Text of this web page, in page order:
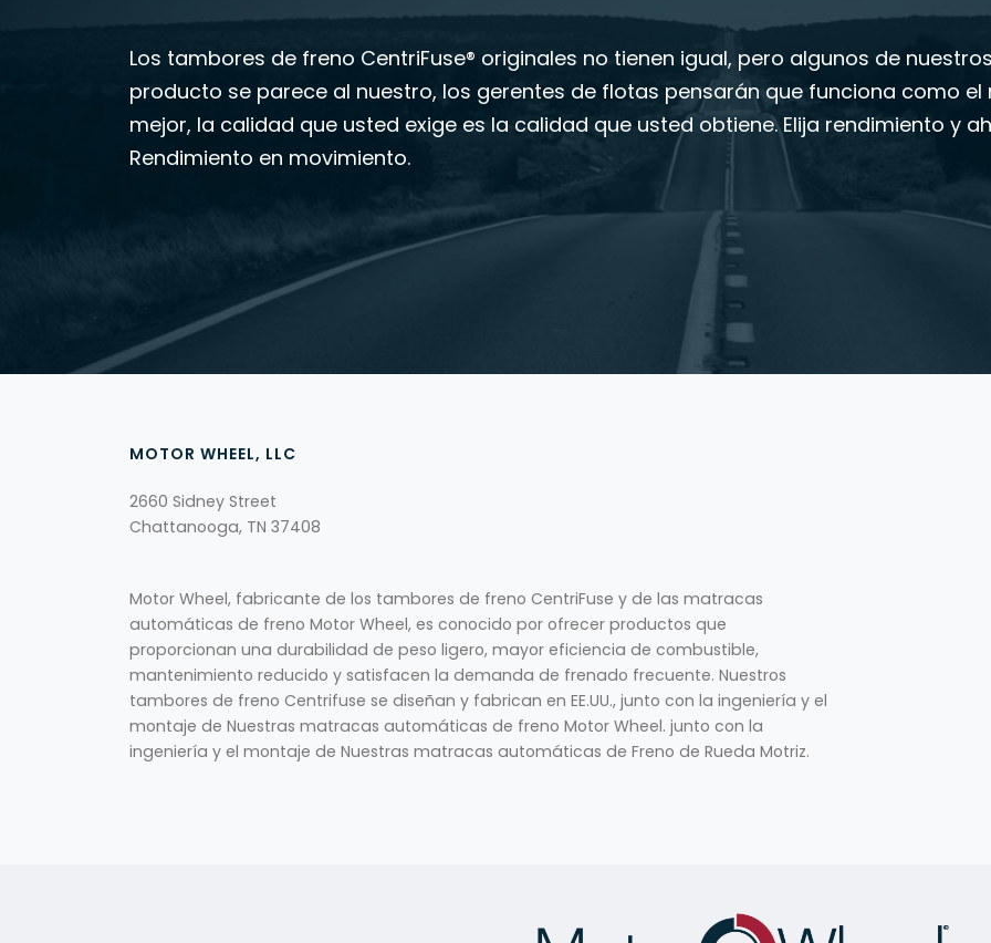
Los tambores de freno CentriFuse® originales no tienen igual, pero algunos de
producto se parece al nuestro, los gerentes de flotas pensarán que funciona como el
mejor, la calidad que usted exige es la calidad que usted obtiene. Elija rendimiento y
Rendimiento en movimiento.
MOTOR WHEEL, LLC
2660 Sidney Street
Chattanooga, TN 37408
Motor Wheel, fabricante de los tambores de freno CentriFuse y de las matracas
automáticas de freno Motor Wheel, es conocido por ofrecer productos que
proporcionan una durabilidad de peso ligero, mayor eficiencia de combustible,
mantenimiento reducido y satisfacen la demanda de frenado frecuente. Nuestros
tambores de freno Centrifuse se diseñan y fabrican en EE.UU., junto con la ingeniería y el
montaje de Nuestras matracas automáticas de freno Motor Wheel. junto con la
ingeniería y el montaje de Nuestras matracas automáticas de Freno de Rueda Motriz.